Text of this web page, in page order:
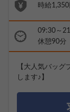
時給1,350
09:30～
休憩90分
【大人気バッ
します♪】